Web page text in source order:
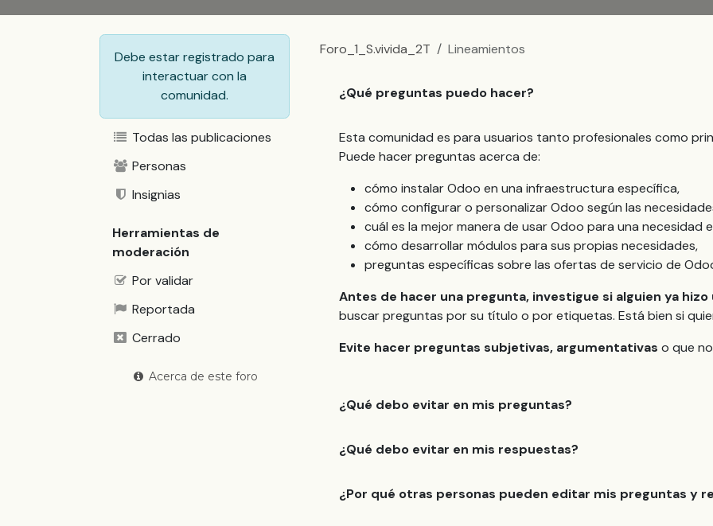
Debe estar registrado para
interactuar con la
comunidad.
Todas las publicaciones
Personas
Insignias
Herramientas de
moderación
Por validar
Reportada
Cerrado
Acerca de este foro
Foro_1_S.vivida_2T Lineamientos
¿Qué preguntas puedo hacer?
Esta comunidad es para usuarios tanto profesionales como
Puede hacer preguntas acerca de:
cómo instalar Odoo en una infraestructura específica,
cómo configurar o personalizar Odoo según las
cuál es la mejor manera de usar Odoo para una necesidad
cómo desarrollar módulos para sus propias necesidades,
preguntas específicas sobre las ofertas de servicio de
Antes de hacer una pregunta, investigue si alguien ya
buscar preguntas por su título o por etiquetas. Está bien si
Evite hacer preguntas subjetivas, argumentativas o que
¿Qué debo evitar en mis preguntas?
¿Qué debo evitar en mis respuestas?
¿Por qué otras personas pueden editar mis preguntas y